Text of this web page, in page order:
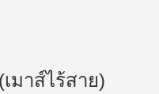
มาส์ไร้สาย)